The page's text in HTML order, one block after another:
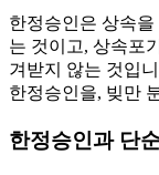
한정승인은 상속
는 것이고, 상속포
겨받지 않는 것입
한정승인을, 빚만
한정승인과 단